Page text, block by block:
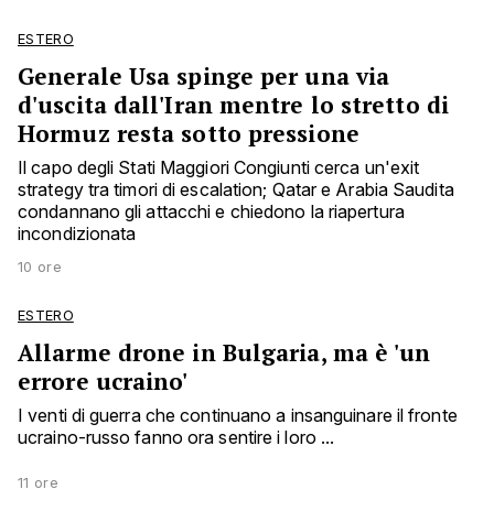
ESTERO
Generale Usa spinge per una via
d'uscita dall'Iran mentre lo stretto di
Hormuz resta sotto pressione
Il capo degli Stati Maggiori Congiunti cerca un'exit
strategy tra timori di escalation; Qatar e Arabia Saudita
condannano gli attacchi e chiedono la riapertura
incondizionata
10 ore
ESTERO
Allarme drone in Bulgaria, ma è 'un
errore ucraino'
I venti di guerra che continuano a insanguinare il fronte
ucraino-russo fanno ora sentire i loro ...
11 ore